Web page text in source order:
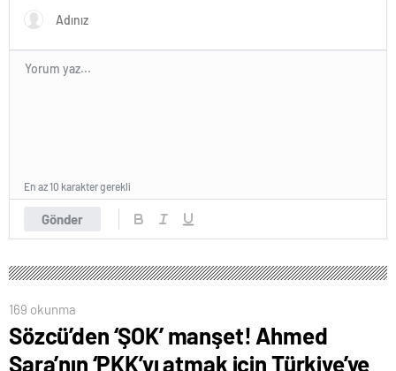
Gönder
En az 10 karakter gerekli
169 okunma
Sözcü’den ‘ŞOK’ manşet! Ahmed
Şara’nın ‘PKK’yı atmak için Türkiye’ye